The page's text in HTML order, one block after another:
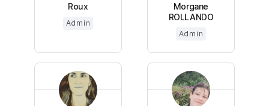
Roux
Admin
Morgane
ROLLANDO
Admin